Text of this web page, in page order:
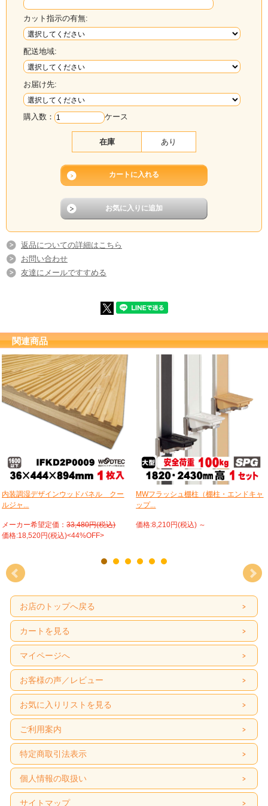
カット指示の有無:
配送地域:
お届け先:
購入数： ケース
在庫 あり
返品についての詳細はこちら
お問い合わせ
友達にメールですすめる
関連商品
内装調湿デザインウッドパネル クー
ルジャ...
メーカー希望定価：33,480円(税込)
価格:18,520円(税込)<44%OFF>
MWフラッシュ棚柱（棚柱・エンドキャ
ップ...
価格:8,210円(税込) ～
お店のトップへ戻る
カートを見る
マイページへ
お客様の声／レビュー
お気に入りリストを見る
ご利用案内
特定商取引法表示
個人情報の取扱い
サイトマップ